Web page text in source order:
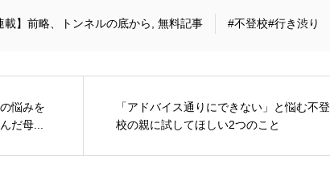
載】前略、トンネルの底から 無料記事 #不登校#行き渋り
悩みを
だ母...
「アドバイス通りにできない」と悩む不登
校の親に試してほしい2つのこと